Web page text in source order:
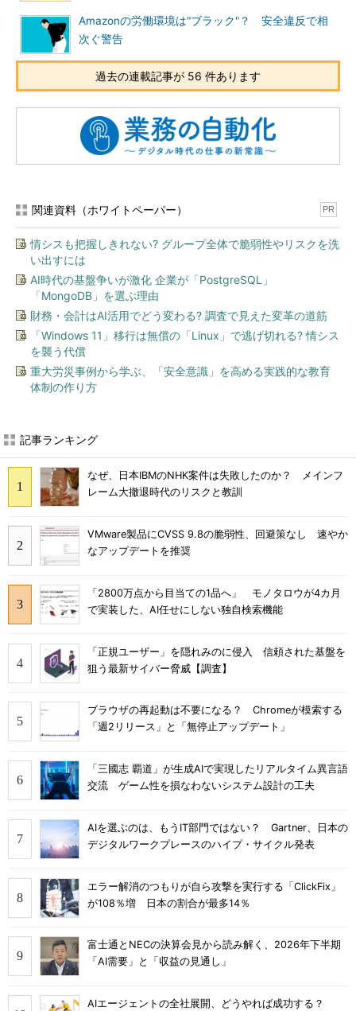
Amazonの労働環境は"ブラック"？ 安全違反で相
次ぐ警告
過去の連載記事が 56 件あります
関連資料（ホワイトペーパー） PR
情シスも把握しきれない? グループ全体で脆弱性やリスクを洗
い出すには
AI時代の基盤争いが激化 企業が「PostgreSQL」
「MongoDB」を選ぶ理由
財務・会計はAI活用でどう変わる? 調査で見えた変革の道筋
「Windows 11」移行は無償の「Linux」で逃げ切れる? 情シス
を襲う代償
重大労災事例から学ぶ、「安全意識」を高める実践的な教育
体制の作り方
記事ランキング
なぜ、日本IBMのNHK案件は失敗したのか？ メインフ
レーム大撤退時代のリスクと教訓
VMware製品にCVSS 9.8の脆弱性、回避策なし 速やか
なアップデートを推奨
「2800万点から目当ての1品へ」 モノタロウが4カ月
で実装した、AI任せにしない独自検索機能
「正規ユーザー」を隠れみのに侵入 信頼された基盤を
狙う最新サイバー脅威【調査】
ブラウザの再起動は不要になる？ Chromeが模索する
「週2リリース」と「無停止アップデート」
「三國志 覇道」が生成AIで実現したリアルタイム異言語
交流 ゲーム性を損なわないシステム設計の工夫
AIを選ぶのは、もうIT部門ではない？ Gartner、日本の
デジタルワークプレースのハイプ・サイクル発表
エラー解消のつもりが自ら攻撃を実行する「ClickFix」
が108％増 日本の割合が最多14％
富士通とNECの決算会見から読み解く、2026年下半期
「AI需要」と「収益の見通し」
AIエージェントの全社展開、どうやれば成功する？